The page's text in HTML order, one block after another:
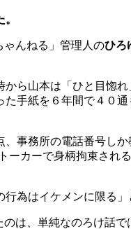
ゃんねる」管理人のひろ
ら山本は「ひと目惚
手紙を６年間で４０
事務所の電話番号し
ーカーで身柄拘束され
為はイケメンに限る」
は、単純なのろけ話で